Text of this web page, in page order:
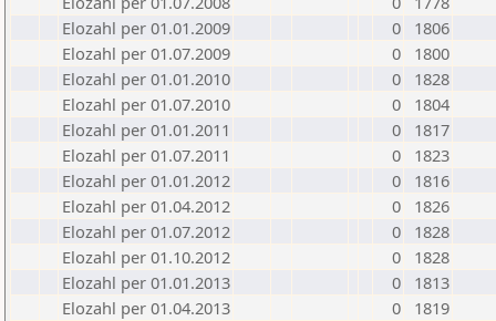
Elozahl per 01.01.2009
0
1806
Elozahl per 01.07.2009
0
1800
Elozahl per 01.01.2010
0
1828
Elozahl per 01.07.2010
0
1804
Elozahl per 01.01.2011
0
1817
Elozahl per 01.07.2011
0
1823
Elozahl per 01.01.2012
0
1816
Elozahl per 01.04.2012
0
1826
Elozahl per 01.07.2012
0
1828
Elozahl per 01.10.2012
0
1828
Elozahl per 01.01.2013
0
1813
Elozahl per 01.04.2013
0
1819